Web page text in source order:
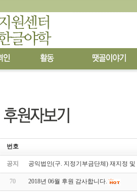
번호
공지 공익법인(구. 지정기부금단체) 재지정
70 2018년 06월 후원 감사합니다.